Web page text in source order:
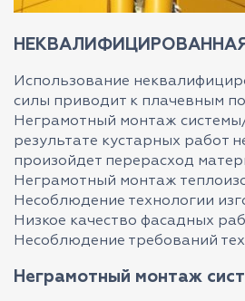
Использование
силы приводит к плачевным
Неграмотный монтаж
результате кустарных работ
произойдет перерасход
Неграмотный монтаж
Несоблюдение технологии
Низкое качество фасадных
Несоблюдение требований
Неграмотный монтаж